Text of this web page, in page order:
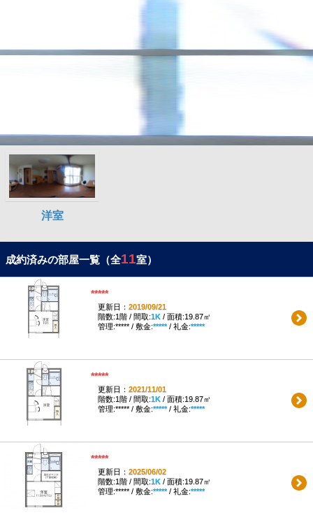
成約済みの部屋一覧（全11室）
*****
更新日： 2019/09/21
階数:1階 / 間取:1K/ 面積:19.87㎡
管理:***** / 敷金:*****/ 礼金:*****
*****
更新日： 2021/11/01
階数:1階 / 間取:1K/ 面積:19.87㎡
管理:***** / 敷金:*****/ 礼金:*****
*****
更新日： 2025/06/02
階数:1階 / 間取:1K/ 面積:19.87㎡
管理:***** / 敷金:*****/ 礼金:*****